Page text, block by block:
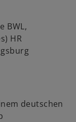
BWL,
HR
deutschen